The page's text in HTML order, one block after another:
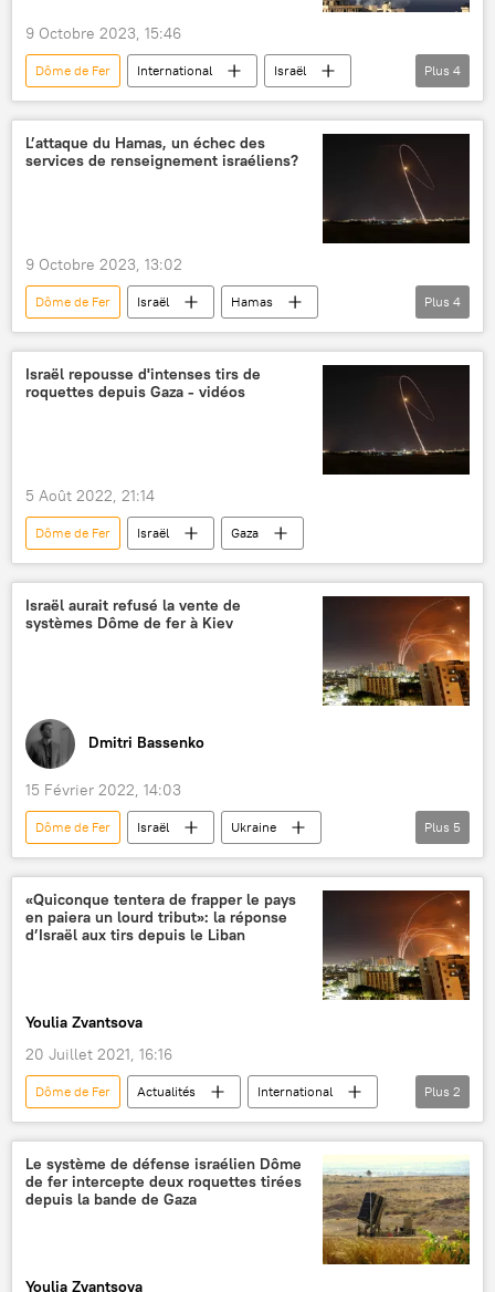
9 Octobre 2023, 15:46
Dôme de Fer International
Israël
Hamas
frappe de missile
Bande de Gaza
Sputnik explique
Plus 4
L’attaque du Hamas, un échec des
services de renseignement israéliens?
9 Octobre 2023, 13:02
Dôme de Fer Israël
Hamas
renseignement
The New York Times
International
Proche-Orient
Plus 4
Israël repousse d'intenses tirs de
roquettes depuis Gaza - vidéos
5 Août 2022, 21:14
Dôme de Fer Israël Gaza
Israël aurait refusé la vente de
systèmes Dôme de fer à Kiev
Dmitri Bassenko
15 Février 2022, 14:03
Dôme de Fer Israël
Ukraine
Russie
États-Unis
défense antimissile
Patriot (missile)
Joe Biden
Plus 5
«Quiconque tentera de frapper le pays
en paiera un lourd tribut»: la réponse
d’Israël aux tirs depuis le Liban
Youlia Zvantsova
20 Juillet 2021, 16:16
Dôme de Fer Actualités
International
Israël
Liban
Plus 2
Le système de défense israélien Dôme
de fer intercepte deux roquettes tirées
depuis la bande de Gaza
Youlia Zvantsova